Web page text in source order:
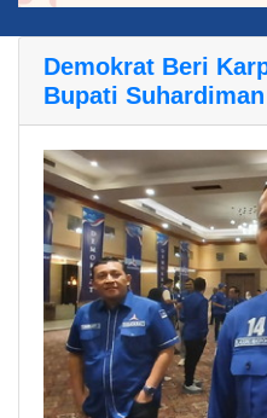
Demokrat Beri
Bupati